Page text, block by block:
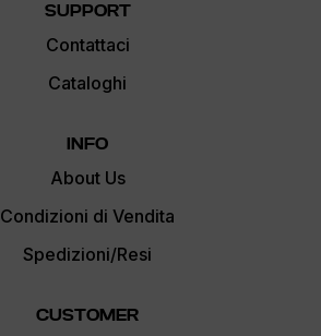
SUPPORT
Contattaci
Cataloghi
INFO
About Us
Condizioni di Vendita
Spedizioni/Resi
CUSTOMER